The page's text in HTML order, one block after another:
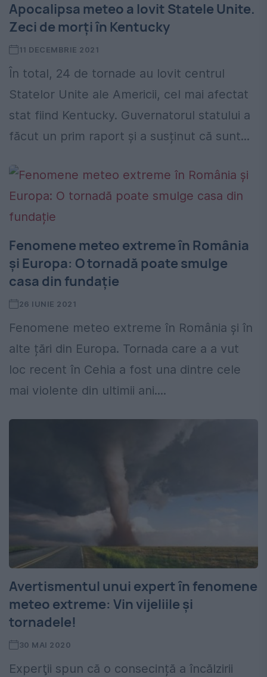
Apocalipsa meteo a lovit Statele Unite.
Zeci de morți în Kentucky
11 DECEMBRIE 2021
În total, 24 de tornade au lovit centrul
Statelor Unite ale Americii, cel mai afectat
stat fiind Kentucky. Guvernatorul statului a
făcut un prim raport și a susținut că sunt...
Fenomene meteo extreme în România
și Europa: O tornadă poate smulge
casa din fundație
26 IUNIE 2021
Fenomene meteo extreme în România și în
alte țări din Europa. Tornada care a a vut
loc recent în Cehia a fost una dintre cele
mai violente din ultimii ani....
Avertismentul unui expert în fenomene
meteo extreme: Vin vijeliile şi
tornadele!
30 MAI 2020
Experţii spun că o consecință a încălzirii